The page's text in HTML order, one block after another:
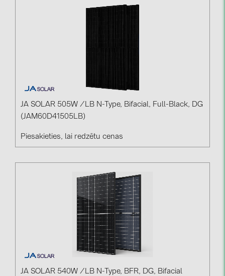
JA SOLAR 505W /LB N-Type, Bifacial, Full-Black, DG
(JAM60D41505LB)
Piesakieties, lai redzētu cenas
JA SOLAR 540W /LB N-Type, BFR, DG, Bifacial